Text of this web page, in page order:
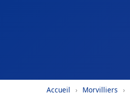
Accueil › Morvilliers ›